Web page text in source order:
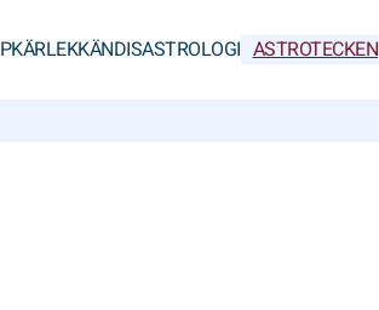
KÄRLEKKÄNDISASTROLOGI ASTROTECKEN